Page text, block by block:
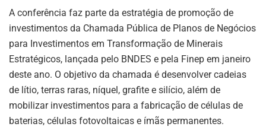
A conferência faz parte da estratégia de promoção de
investimentos da Chamada Pública de Planos de Negócios
para Investimentos em Transformação de Minerais
Estratégicos, lançada pelo BNDES e pela Finep em janeiro
deste ano. O objetivo da chamada é desenvolver cadeias
de lítio, terras raras, níquel, grafite e silício, além de
mobilizar investimentos para a fabricação de células de
baterias, células fotovoltaicas e ímãs permanentes.